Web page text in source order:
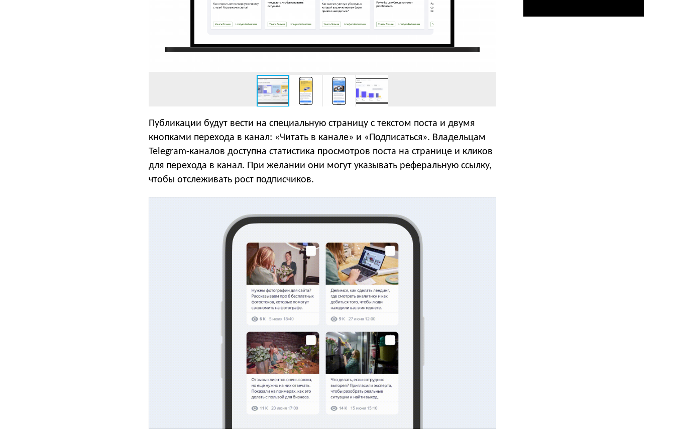
Публикации будут вести на специальную страницу с текстом поста и двумя
кнопками перехода в канал: «Читать в канале» и «Подписаться». Владельцам
Telegram-каналов доступна статистика просмотров поста на странице и кликов
для перехода в канал. При желании они могут указывать реферальную ссылку,
чтобы отслеживать рост подписчиков.